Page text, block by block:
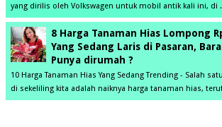
yang dirilis oleh Volkswagen untuk mobil antik kali ini, di
8 Harga Tanaman Hias Lompong
Yang Sedang Laris di Pasaran,
Punya dirumah ?
10 Harga Tanaman Hias Yang Sedang Trending - Salah
di sekeliling kita adalah naiknya harga tanaman hias,